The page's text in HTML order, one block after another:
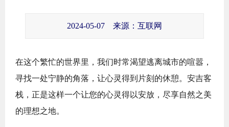
2024-05-07 来源：互联网
在这个繁忙的世界里，我们时常渴望逃离城市的喧嚣，
寻找一处宁静的角落，让心灵得到片刻的休憩。安吉客
栈，正是这样一个让您的心灵得以安放，尽享自然之美
的理想之地。